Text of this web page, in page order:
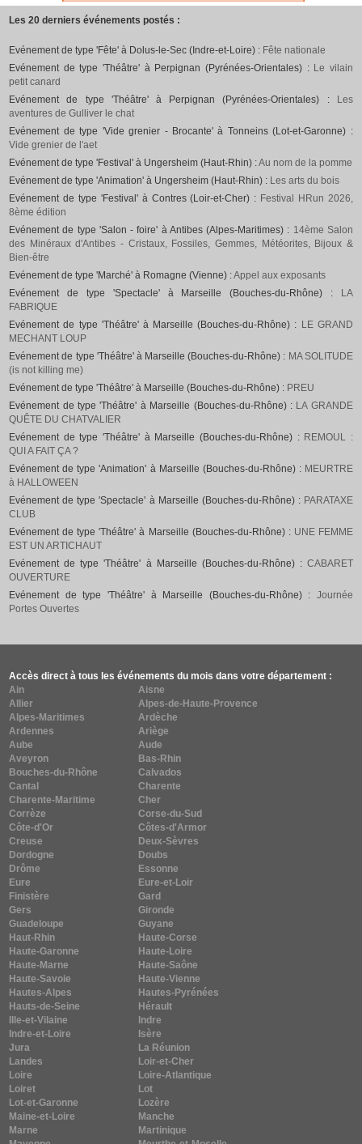
Les 20 derniers événements postés :
Evénement de type 'Fête' à Dolus-le-Sec (Indre-et-Loire) : Fête nationale
Evénement de type 'Théâtre' à Perpignan (Pyrénées-Orientales) : Le vilain
petit canard
Evénement de type 'Théâtre' à Perpignan (Pyrénées-Orientales) :
Les
aventures de Gulliver le chat
Evénement de type 'Vide grenier - Brocante' à Tonneins (Lot-et-Garonne) :
Vide grenier de l'aet
Evénement de type 'Festival' à Ungersheim (Haut-Rhin) :Au nom de la pomme
Evénement de type 'Animation' à Ungersheim (Haut-Rhin) : Les arts du bois
Evénement de type 'Festival' à Contres (Loir-et-Cher) : Festival HRun 2026,
8ème édition
Evénement de type 'Salon - foire' à Antibes (Alpes-Maritimes) : 14ème Salon
des Minéraux d'Antibes - Cristaux, Fossiles, Gemmes, Météorites, Bijoux &
Bien-être
Evénement de type 'Marché' à Romagne (Vienne) :Appel aux exposants
Evénement de type 'Spectacle' à Marseille (Bouches-du-Rhône) :
LA
FABRIQUE
Evénement de type 'Théâtre' à Marseille (Bouches-du-Rhône) : LE GRAND
MECHANT LOUP
Evénement de type 'Théâtre' à Marseille (Bouches-du-Rhône) : MA SOLITUDE
(is not killing me)
Evénement de type 'Théâtre' à Marseille (Bouches-du-Rhône) : PREU
Evénement de type 'Théâtre' à Marseille (Bouches-du-Rhône) : LA GRANDE
QUÊTE DU CHATVALIER
Evénement de type 'Théâtre' à Marseille (Bouches-du-Rhône) : REMOUL :
QUI A FAIT ÇA ?
Evénement de type 'Animation' à Marseille (Bouches-du-Rhône) : MEURTRE
à HALLOWEEN
Evénement de type 'Spectacle' à Marseille (Bouches-du-Rhône) : PARATAXE
CLUB
Evénement de type 'Théâtre' à Marseille (Bouches-du-Rhône) : UNE FEMME
EST UN ARTICHAUT
Evénement de type 'Théâtre' à Marseille (Bouches-du-Rhône) : CABARET
OUVERTURE
Evénement de type 'Théâtre' à Marseille (Bouches-du-Rhône) : Journée
Portes Ouvertes
Accès direct à tous les événements du mois dans votre département :
Ain
Aisne
Allier
Alpes-de-Haute-Provence
Alpes-Maritimes
Ardèche
Ardennes
Ariège
Aube
Aude
Aveyron
Bas-Rhin
Bouches-du-Rhône
Calvados
Cantal
Charente
Charente-Maritime
Cher
Corrèze
Corse-du-Sud
Côte-d'Or
Côtes-d'Armor
Creuse
Deux-Sèvres
Dordogne
Doubs
Drôme
Essonne
Eure
Eure-et-Loir
Finistère
Gard
Gers
Gironde
Guadeloupe
Guyane
Haut-Rhin
Haute-Corse
Haute-Garonne
Haute-Loire
Haute-Marne
Haute-Saône
Haute-Savoie
Haute-Vienne
Hautes-Alpes
Hautes-Pyrénées
Hauts-de-Seine
Hérault
Ille-et-Vilaine
Indre
Indre-et-Loire
Isère
Jura
La Réunion
Landes
Loir-et-Cher
Loire
Loire-Atlantique
Loiret
Lot
Lot-et-Garonne
Lozère
Maine-et-Loire
Manche
Marne
Martinique